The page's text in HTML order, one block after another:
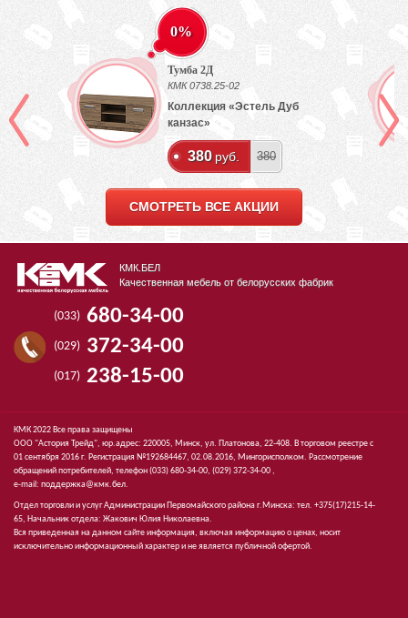
0%
Тумба 2Д
КМК 0738.25-02
Коллекция «Эстель Дуб
канзас»
380 руб. 380
СМОТРЕТЬ ВСЕ АКЦИИ
КМК.БЕЛ
Качественная мебель от белорусских фабрик
(033) 680-34-00
(029) 372-34-00
(017) 238-15-00
КМК 2022 Все права защищены
ООО "Астория Трейд", юр.адрес: 220005, Минск, ул. Платонова, 22-408. В торговом реестре с
01 сентября 2016 г. Регистрация №192684467, 02.08.2016, Мингорисполком. Рассмотрение
обращений потребителей, телефон(033)680-34-00, (029)372-34-00 ,
e-mail: поддержка@кмк.бел.
Отдел торговли и услуг Администрации Первомайского района г.Минска: тел. +375(17)215-14-
65, Начальник отдела: Жакович Юлия Николаевна.
Вся приведенная на данном сайте информация, включая информацию о ценах, носит
исключительно информационный характер и не является публичной офертой.